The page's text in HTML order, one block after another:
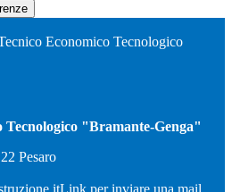
Economico Tecnologico
Tecnologico "Bramante-Genga"
Pesaro